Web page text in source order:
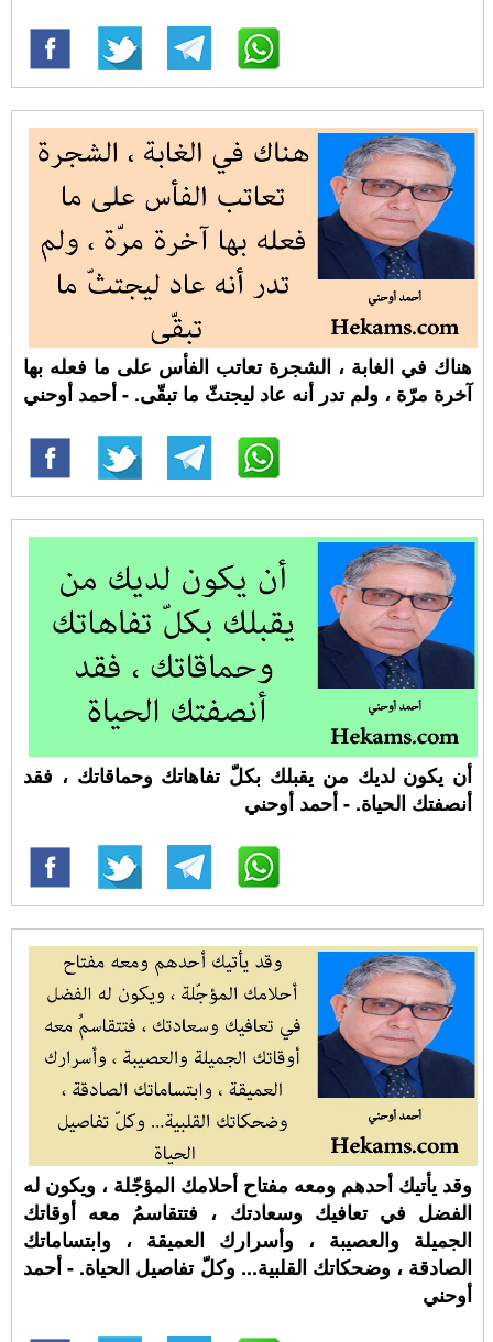
هناك في الغابة ، الشجرة تعاتب الفأس على ما فعله بها
آخرة مرّة ، ولم تدر أنه عاد ليجتثّ ما تبقّى. - أحمد أوحني
أن يكون لديك من يقبلك بكلّ تفاهاتك وحماقاتك ، فقد
أنصفتك الحياة. - أحمد أوحني
وقد يأتيك أحدهم ومعه مفتاح أحلامك المؤجّلة ، ويكون له
الفضل في تعافيك وسعادتك ، فتتقاسمُ معه أوقاتك
الجميلة والعصيبة ، وأسرارك العميقة ، وابتساماتك
الصادقة ، وضحكاتك القلبية... وكلّ تفاصيل الحياة. - أحمد
أوحني